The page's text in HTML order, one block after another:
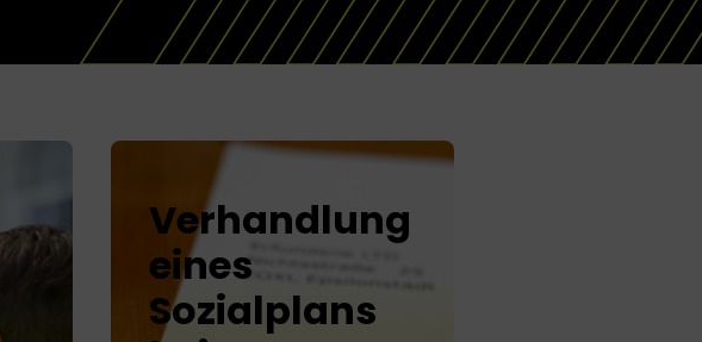
Verhandlung
eines
Sozialplans